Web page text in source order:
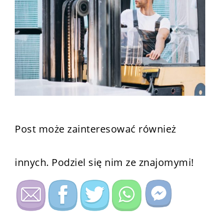
Post może zainteresować również
innych. Podziel się nim ze znajomymi!